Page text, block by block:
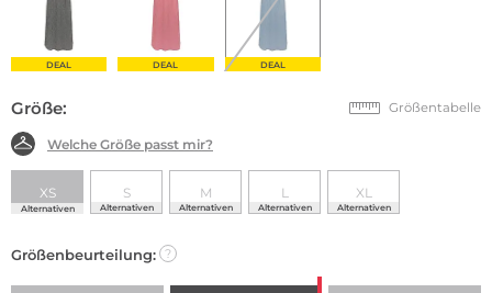
DEAL DEAL DEAL
Größe: Größentabelle
Welche Größe passt mir?
XS
Alternativen
S
Alternativen
M
Alternativen
L
Alternativen
XL
Alternativen
Größenbeurteilung: ?